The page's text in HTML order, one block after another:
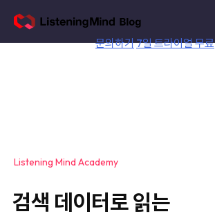
content
문의하기7일 트라이얼 무료
Listening Mind Academy
검색 데이터로 읽는